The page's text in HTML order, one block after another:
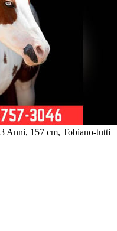
Anni, 157 cm, Tobiano-tutti